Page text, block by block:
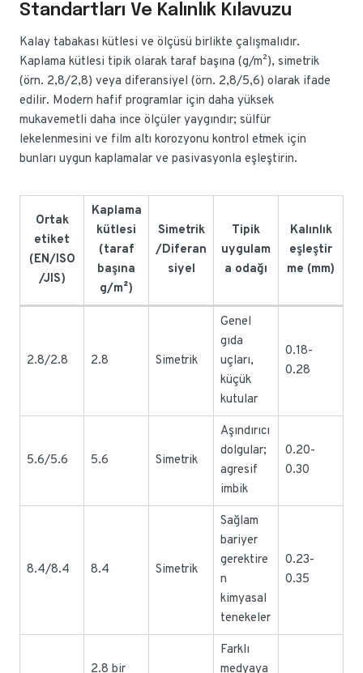
Standartları Ve Kalınlık Kılavuzu
Kalay tabakası kütlesi ve ölçüsü birlikte çalışmalıdır.
Kaplama kütlesi tipik olarak taraf başına (g/m²), simetrik
(örn. 2,8/2,8) veya diferansiyel (örn. 2,8/5,6) olarak ifade
edilir. Modern hafif programlar için daha yüksek
mukavemetli daha ince ölçüler yaygındır; sülfür
lekelenmesini ve film altı korozyonu kontrol etmek için
bunları uygun kaplamalar ve pasivasyonla eşleştirin.
Ortak
etiket
(EN/ISO
/JIS)
Kaplama
kütlesi
(taraf
başına
g/m²)
Simetrik
/Diferan
siyel
Tipik
uygulam
a odağı
Kalınlık
eşleştir
me (mm)
2.8/2.8 2.8 Simetrik
Genel
gıda
uçları,
küçük
kutular
0.18-
0.28
5.6/5.6 5.6 Simetrik
Aşındırıcı
dolgular;
agresif
imbik
0.20-
0.30
8.4/8.4 8.4 Simetrik
Sağlam
bariyer
gerektire
n
kimyasal
tenekeler
0.23-
0.35
2.8 bir
Farklı
medyaya